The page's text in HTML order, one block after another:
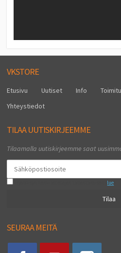
VKSTORE
Etusivu Uutiset Info
Yhteystiedot
TILAA UUTISKIRJEEMME
Tilaamalla uutiskirjeemme saat
lue
Tilaa
SEURAA MEITÄ